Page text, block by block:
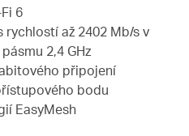
6
až 2402 Mb/s v
2,4 GHz
připojení
bodu
EasyMesh